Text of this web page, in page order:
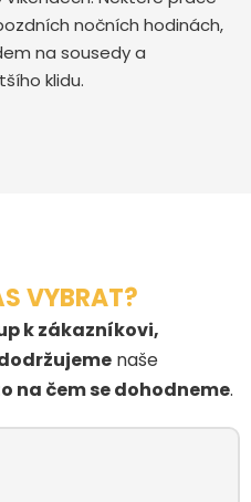
nočních hodinách,
na sousedy a
klidu.
VYBRAT?
k zákazníkovi,
naše
na čem se dohodneme.